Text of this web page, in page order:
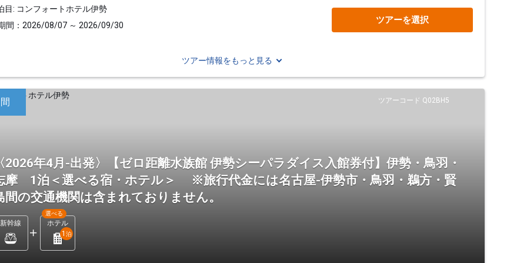
目: コンフォートホテル伊勢
間：2026/08/07 ～ 2026/09/30
ツアーを選択
ツアー情報をもっと見る
ツアーコード Q02BH5
2026年4月-出発〉【ゼロ距離水族館 伊勢シーパラダイス入館券付】伊勢・鳥羽・
摩 1泊＜選べる宿・ホテル＞ ※旅行代金には名古屋-伊勢市・鳥羽・鵜方・賢
間の交通機関は含まれておりません。
新幹線 ホテル
選べる
1 泊